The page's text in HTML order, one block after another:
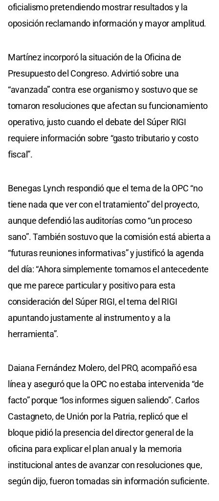
oficialismo pretendiendo mostrar resultados y la
oposición reclamando información y mayor amplitud.
Martínez incorporó la situación de la Oficina de
Presupuesto del Congreso. Advirtió sobre una
“avanzada” contra ese organismo y sostuvo que se
tomaron resoluciones que afectan su funcionamiento
operativo, justo cuando el debate del Súper RIGI
requiere información sobre “gasto tributario y costo
fiscal”.
Benegas Lynch respondió que el tema de la OPC “no
tiene nada que ver con el tratamiento” del proyecto,
aunque defendió las auditorías como “un proceso
sano”. También sostuvo que la comisión está abierta a
“futuras reuniones informativas” y justificó la agenda
del día: “Ahora simplemente tomamos el antecedente
que me parece particular y positivo para esta
consideración del Súper RIGI, el tema del RIGI
apuntando justamente al instrumento y a la
herramienta”.
Daiana Fernández Molero, del PRO, acompañó esa
línea y aseguró que la OPC no estaba intervenida “de
facto” porque “los informes siguen saliendo”. Carlos
Castagneto, de Unión por la Patria, replicó que el
bloque pidió la presencia del director general de la
oficina para explicar el plan anual y la memoria
institucional antes de avanzar con resoluciones que,
según dijo, fueron tomadas sin información suficiente.